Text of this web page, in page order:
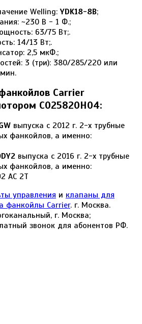
Welling:YDK18-8B;
~230 В - 1 Ф.;
63/75 Вт;.
14/13 Вт;.
2,5 мкФ.;
3 (три): 380/285/220 или
Carrier
C025820H04:
выпуска c 2012 г. 2-х трубные
фанкойлов, а именно:
выпуска c 2016 г. 2-х трубные
фанкойлов, а именно:
AC 2T
управления и клапаны для
фанкойлы Carrier. г. Москва.
г. Москва;
звонок для абонентов РФ.